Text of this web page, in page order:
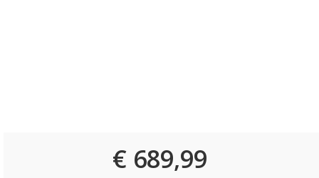
€ 689,99